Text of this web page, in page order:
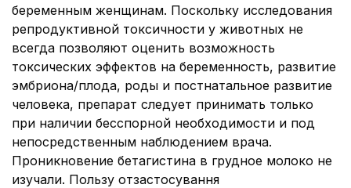
беременным женщинам. Поскольку исследования
репродуктивной токсичности у животных не
всегда позволяют оценить возможность
токсических эффектов на беременность, развитие
эмбриона/плода, роды и постнатальное развитие
человека, препарат следует принимать только
при наличии бесспорной необходимости и под
непосредственным наблюдением врача.
Проникновение бетагистина в грудное молоко не
изучали. Пользу отзастосування